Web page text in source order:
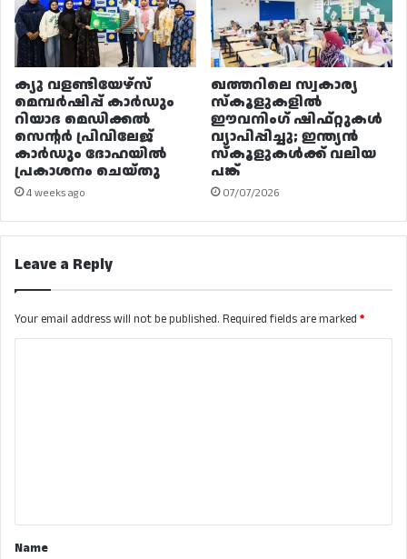
ക്യു വളണ്ടിയേഴ്‌സ്
മെമ്പർഷിപ്പ് കാർഡും
റിയാദ മെഡിക്കൽ
സെന്റർ പ്രിവിലേജ്
കാർഡും ദോഹയിൽ
പ്രകാശനം ചെയ്തു
4 weeks ago
ഖത്തറിലെ സ്വകാര്യ
സ്കൂളുകളിൽ
ഈവനിംഗ് ഷിഫ്റ്റുകൾ
വ്യാപിപ്പിച്ചു; ഇന്ത്യൻ
സ്കൂളുകൾക്ക് വലിയ
പങ്ക്
07/07/2026
Leave a Reply
Your email address will not be published. Required fields are marked *
*Name